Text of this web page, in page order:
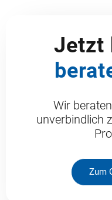
Jetzt
Wir
unverbindlich
Zum